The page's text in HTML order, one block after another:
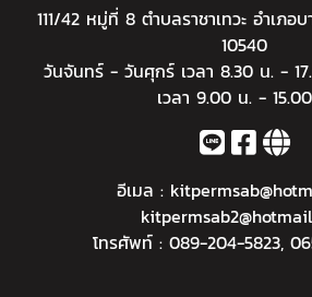
111/42 หมู่ที่ 8 ตำบลราชาเทวะ อำเภ
10540
วันจันทร์ - วันศุกร์ เวลา 8.30 น. -
เวลา 9.00 น. -
อีเมล :
โทรศัพท์ : 089-204-5823,